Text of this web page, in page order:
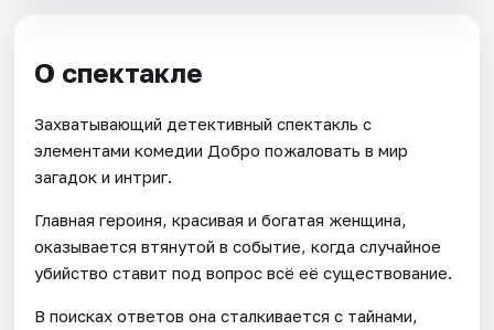
О спектакле
Захватывающий детективный спектакль с
элементами комедии Добро пожаловать в мир
загадок и интриг.
Главная героиня, красивая и богатая женщина,
оказывается втянутой в событие, когда случайное
убийство ставит под вопрос всё её существование.
В поисках ответов она сталкивается с тайнами,